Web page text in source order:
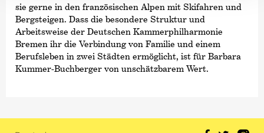
sie gerne in den französischen Alpen mit Skifahren und
Bergsteigen. Dass die besondere Struktur und
Arbeitsweise der Deutschen Kammer­philharmonie
Bremen ihr die Verbindung von Familie und einem
Berufsleben in zwei Städten ermöglicht, ist für Barbara
Kummer-Buchberger von unschätzbarem Wert.